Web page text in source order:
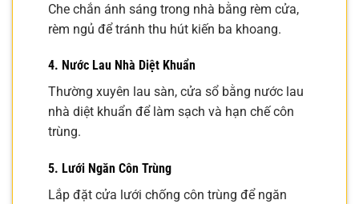
Che chắn ánh sáng trong nhà bằng rèm cửa,
rèm ngủ để tránh thu hút kiến ba khoang.
4. Nước Lau Nhà Diệt Khuẩn
Thường xuyên lau sàn, cửa sổ bằng nước lau
nhà diệt khuẩn để làm sạch và hạn chế côn
trùng.
5. Lưới Ngăn Côn Trùng
Lắp đặt cửa lưới chống côn trùng để ngăn